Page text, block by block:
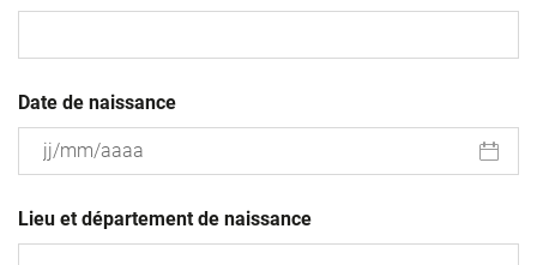
Date de naissance
slash
MM
Lieu et département de naissance